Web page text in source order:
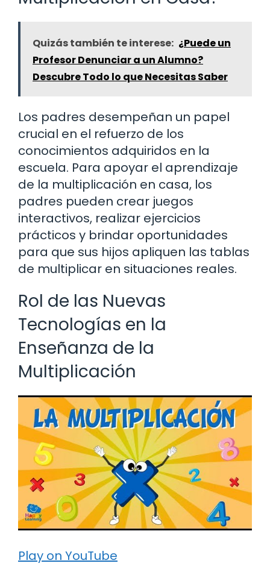
Quizás también te interese: ¿Puede un
Profesor Denunciar a un Alumno?
Descubre Todo lo que Necesitas Saber
Los padres desempeñan un papel
crucial en el refuerzo de los
conocimientos adquiridos en la
escuela. Para apoyar el aprendizaje
de la multiplicación en casa, los
padres pueden crear juegos
interactivos, realizar ejercicios
prácticos y brindar oportunidades
para que sus hijos apliquen las tablas
de multiplicar en situaciones reales.
Rol de las Nuevas
Tecnologías en la
Enseñanza de la
Multiplicación
Play on YouTube